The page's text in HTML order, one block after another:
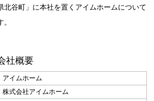
北谷町」に本社を置くアイムホームについて
社概要
アイムホーム
株式会社アイムホーム